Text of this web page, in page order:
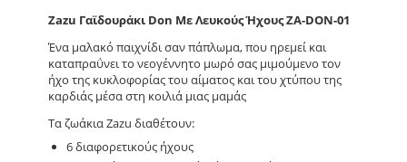
Zazu Γαϊδουράκι Don Με Λευκούς Ήχους ZA-DON-01
Ένα μαλακό παιχνίδι σαν πάπλωμα, που ηρεμεί και
καταπραΰνει το νεογέννητο μωρό σας μιμούμενο τον
ήχο της κυκλοφορίας του αίματος και του χτύπου της
καρδιάς μέσα στη κοιλιά μιας μαμάς
Τα ζωάκια Zazu διαθέτουν:
6 διαφορετικούς ήχους